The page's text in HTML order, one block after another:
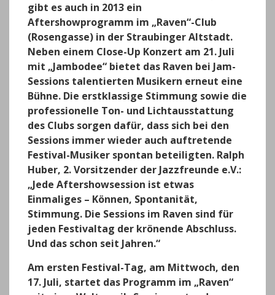
gibt es auch in 2013 ein
Aftershowprogramm im „Raven“-Club
(Rosengasse) in der Straubinger Altstadt.
Neben einem Close-Up Konzert am 21. Juli
mit „Jambodee“ bietet das Raven bei Jam-
Sessions talentierten Musikern erneut eine
Bühne. Die erstklassige Stimmung sowie die
professionelle Ton- und Lichtausstattung
des Clubs sorgen dafür, dass sich bei den
Sessions immer wieder auch auftretende
Festival-Musiker spontan beteiligten. Ralph
Huber, 2. Vorsitzender der Jazzfreunde e.V.:
„Jede Aftershowsession ist etwas
Einmaliges – Können, Spontanität,
Stimmung. Die Sessions im Raven sind für
jeden Festivaltag der krönende Abschluss.
Und das schon seit Jahren.“
Am ersten Festival-Tag, am Mittwoch, den
17. Juli, startet das Programm im „Raven“